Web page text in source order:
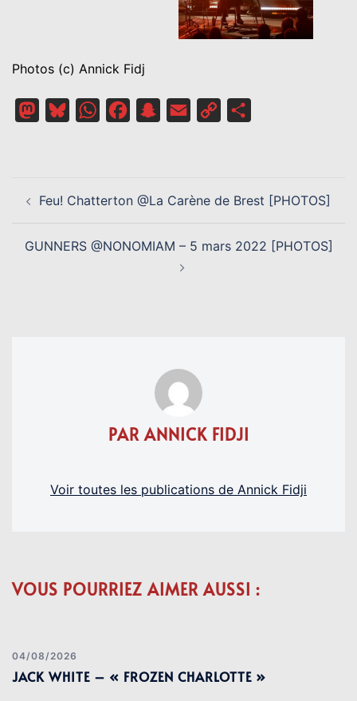
Photos (c) Annick Fidj
MastodonBlueskyWhatsAppFacebookSnapchat
Email
Copy
D’ARTICLE
Feu! Chatterton @La Carène de Brest [PHOTOS]
GUNNERS @NONOMIAM – 5 mars 2022 [PHOTOS]
PAR ANNICK FIDJI
Voir toutes les publications de Annick Fidji
VOUS POURRIEZ AIMER AUSSI :
04/08/2026
JACK WHITE – « FROZEN CHARLOTTE »